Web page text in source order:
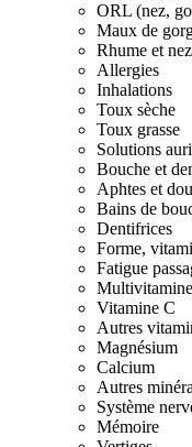
ORL (nez,
Maux de
Rhume et
Allergies
Inhalations
Toux sèche
Toux grasse
Solutions
Bouche et
Aphtes et
Bains de
Dentifrices
Forme,
Fatigue
Vitamine C
Autres
Magnésium
Calcium
Autres
Système
Mémoire